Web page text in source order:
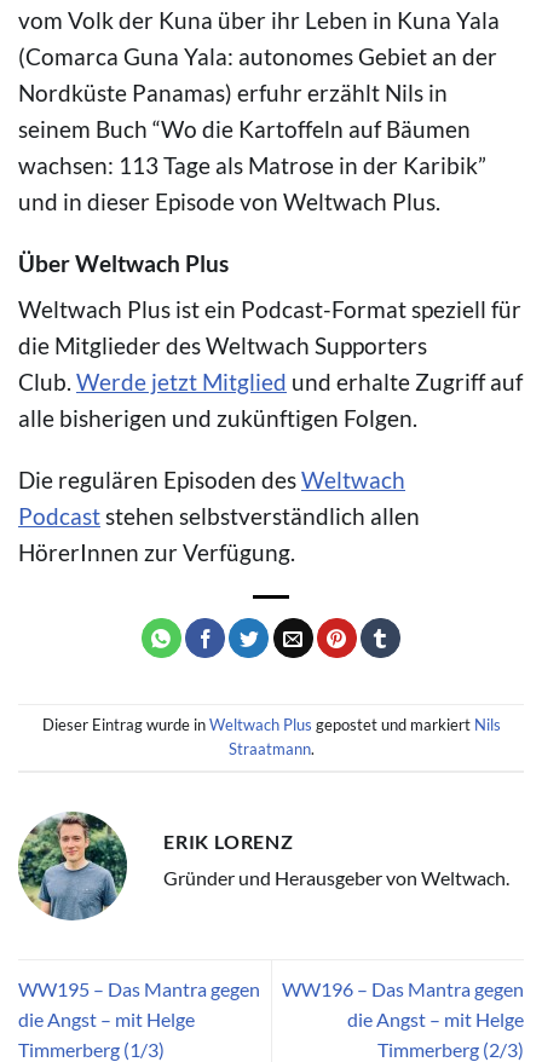
vom Volk der Kuna über ihr Leben in Kuna Yala
(Comarca Guna Yala: autonomes Gebiet an der
Nordküste Panamas) erfuhr erzählt Nils in
seinem Buch “Wo die Kartoffeln auf Bäumen
wachsen: 113 Tage als Matrose in der Karibik”
und in dieser Episode von Weltwach Plus.
Über Weltwach Plus
Weltwach Plus ist ein Podcast-Format speziell für
die Mitglieder des Weltwach Supporters
Club. Werde jetzt Mitglied und erhalte Zugriff auf
alle bisherigen und zukünftigen Folgen.
Die regulären Episoden desWeltwach
Podcaststehen selbstverständlich allen
HörerInnen zur Verfügung.
Dieser Eintrag wurde inWeltwach Plus gepostet und markiert Nils
Straatmann.
ERIK LORENZ
Gründer und Herausgeber von Weltwach.
WW195 – Das Mantra gegen
die Angst – mit Helge
Timmerberg (1/3)
WW196 – Das Mantra gegen
die Angst – mit Helge
Timmerberg (2/3)